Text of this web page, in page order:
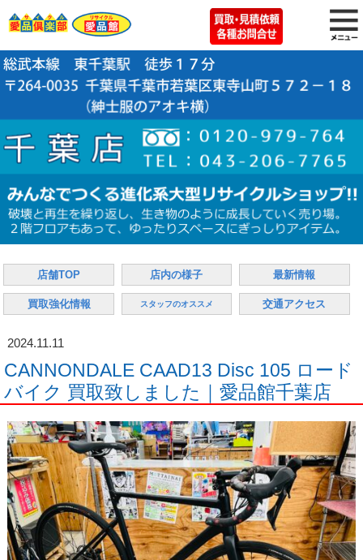
店舗TOP 店内の様子 最新情報
買取強化情報 スタッフのオススメ 交通アクセス
2024.11.11
CANNONDALE CAAD13 Disc 105 ロード
バイク 買取致しました｜愛品館千葉店